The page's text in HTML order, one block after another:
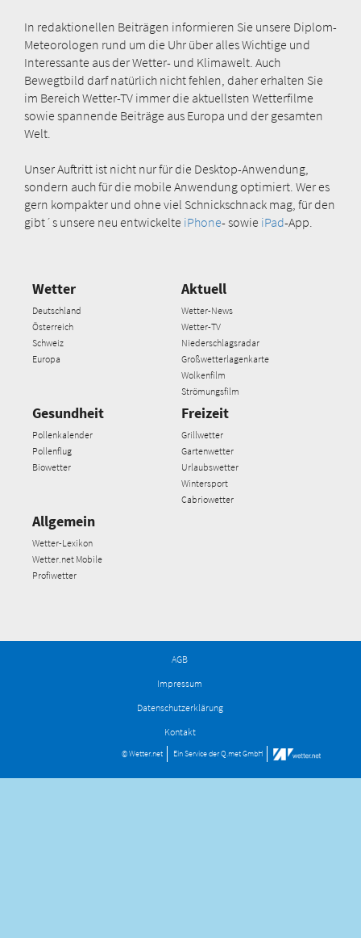
In redaktionellen Beiträgen informieren Sie unsere Diplom-
Meteorologen rund um die Uhr über alles Wichtige und
Interessante aus der Wetter- und Klimawelt. Auch
Bewegtbild darf natürlich nicht fehlen, daher erhalten Sie
im Bereich Wetter-TV immer die aktuellsten Wetterfilme
sowie spannende Beiträge aus Europa und der gesamten
Welt.
Unser Auftritt ist nicht nur für die Desktop-Anwendung,
sondern auch für die mobile Anwendung optimiert. Wer es
gern kompakter und ohne viel Schnickschnack mag, für den
gibt´s unsere neu entwickelte iPhone- sowie iPad-App.
Wetter
Deutschland
Österreich
Schweiz
Europa
Aktuell
Wetter-News
Wetter-TV
Niederschlagsradar
Großwetterlagenkarte
Wolkenfilm
Strömungsfilm
Gesundheit
Pollenkalender
Pollenflug
Biowetter
Freizeit
Grillwetter
Gartenwetter
Urlaubswetter
Wintersport
Cabriowetter
Allgemein
Wetter-Lexikon
Wetter.net Mobile
Profiwetter
AGB
Impressum
Datenschutzerklärung
Kontakt
© Wetter.net Ein Service derQ.met GmbH